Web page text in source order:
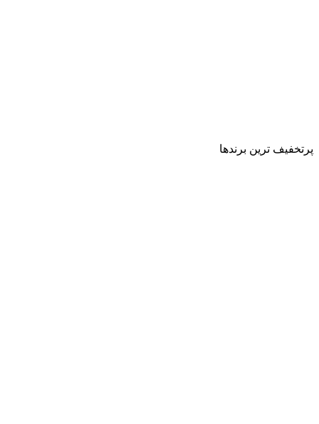
پرتخفیف ترین برندها